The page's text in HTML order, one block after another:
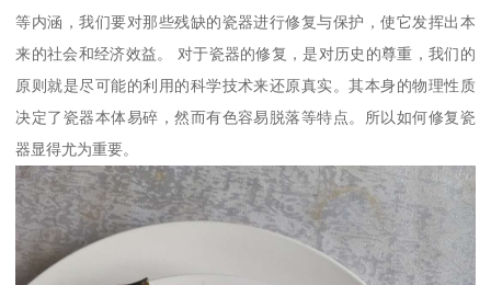
等内涵，我们要对那些残缺的瓷器进行修复与保护，使它发挥出本
来的社会和经济效益。 对于瓷器的修复，是对历史的尊重，我们的
原则就是尽可能的利用的科学技术来还原真实。其本身的物理性质
决定了瓷器本体易碎，然而有色容易脱落等特点。所以如何修复瓷
器显得尤为重要。